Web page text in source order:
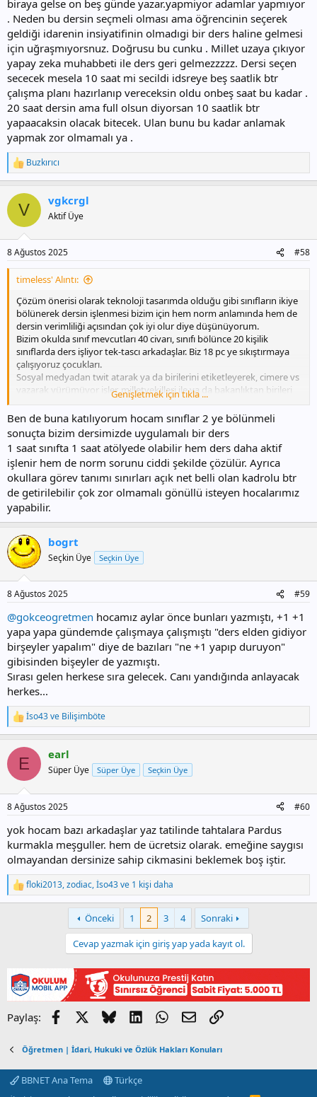
biraya gelse on beş günde yazar.yapmiyor adamlar yapmıyor
. Neden bu dersin seçmeli olması ama öğrencinin seçerek
geldiği idarenin insiyatifinin olmadıgi bir ders haline gelmesi
için uğraşmıyorsnuz. Doğrusu bu cunku . Millet uzaya çıkıyor
yapay zeka muhabbeti ile ders geri gelmezzzzz. Dersi seçen
sececek mesela 10 saat mi secildi idsreye beş saatlik btr
çalışma planı hazırlanıp vereceksin oldu onbeş saat bu kadar .
20 saat dersin ama full olsun diyorsan 10 saatlik btr
yapaacaksin olacak bitecek. Ulan bunu bu kadar anlamak
yapmak zor olmamalı ya .
T
e
k
l
Buzkırıcı
V vgkcrgl
Aktif Üye
8 Ağustos 2025 #58
timeless' Alıntı:
Çözüm önerisi olarak teknoloji tasarımda olduğu gibi sınıfların ikiye
bölünerek dersin işlenmesi bizim için hem norm anlamında hem de
dersin verimliliği açısından çok iyi olur diye düşünüyorum.
Bizim okulda sınıf mevcutları 40 civarı, sınıfı bölünce 20 kişilik
sınıflarda ders işliyor tek-tascı arkadaşlar. Biz 18 pc ye sıkıştırmaya
çalışıyoruz çocukları.
Sosyal medyadan twit atarak ya da birilerini etiketleyerek, cimere vs
yazarak yürümüyor işler, milletvekilleri ile ya da bakanlıktan birileri
ile görüşerek ilerleme kaydedilebilir.
Genişletmek için tıkla ...
Ben de buna katılıyorum hocam sınıflar 2 ye bölünmeli
sonuçta bizim dersimizde uygulamalı bir ders
1 saat sınıfta 1 saat atölyede olabilir hem ders daha aktif
işlenir hem de norm sorunu ciddi şekilde çözülür. Ayrıca
okullara görev tanımı sınırları açık net belli olan kadrolu btr
de getirilebilir çok zor olmamalı gönüllü isteyen hocalarımız
yapabilir.
bogrt
Seçkin Üye Seçkin Üye
8 Ağustos 2025 #59
@gokceogretmen hocamız aylar önce bunları yazmıştı, +1 +1
yapa yapa gündemde çalışmaya çalışmıştı "ders elden gidiyor
birşeyler yapalım" diye de bazıları "ne +1 yapıp duruyon"
gibisinden bişeyler de yazmıştı.
Sırası gelen herkese sıra gelecek. Canı yandığında anlayacak
herkes...
T
e
k
l
İso43ve Bilişimböte
E earl
Süper Üye Süper Üye Seçkin Üye
8 Ağustos 2025 #60
yok hocam bazı arkadaşlar yaz tatilinde tahtalara Pardus
kurmakla meşguller. hem de ücretsiz olarak. emeğine saygısı
olmayandan dersinize sahip cikmasini beklemek boş iştir.
T
e
:
floki2013,zodiac,İso43ve 1 kişi daha
Önceki 1 2 3 4
Sonraki
Cevap yazmak için giriş yap yada kayıt ol.
Paylaş: Facebook BlueskyLinkedInWhatsApp
E-postaLink
Öğretmen | İdari, Hukuki ve Özlük Hakları Konuları
BBNET Ana Tema
Türkçe